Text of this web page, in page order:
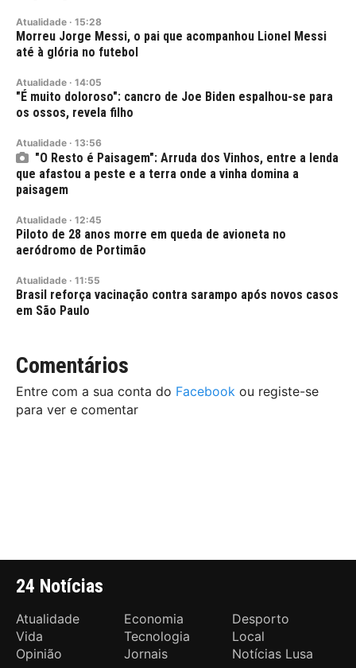
Atualidade · 15:28
Morreu Jorge Messi, o pai que acompanhou Lionel Messi
até à glória no futebol
Atualidade · 14:05
"É muito doloroso": cancro de Joe Biden espalhou-se para
os ossos, revela filho
Atualidade · 13:56
"O Resto é Paisagem": Arruda dos Vinhos, entre a lenda
que afastou a peste e a terra onde a vinha domina a
paisagem
Atualidade · 12:45
Piloto de 28 anos morre em queda de avioneta no
aeródromo de Portimão
Atualidade · 11:55
Brasil reforça vacinação contra sarampo após novos casos
em São Paulo
Comentários
Entre com a sua conta do Facebook ou registe-se
para ver e comentar
24 Notícias
Atualidade Economia
Desporto
Vida
Tecnologia
Local
Opinião
Jornais Notícias Lusa